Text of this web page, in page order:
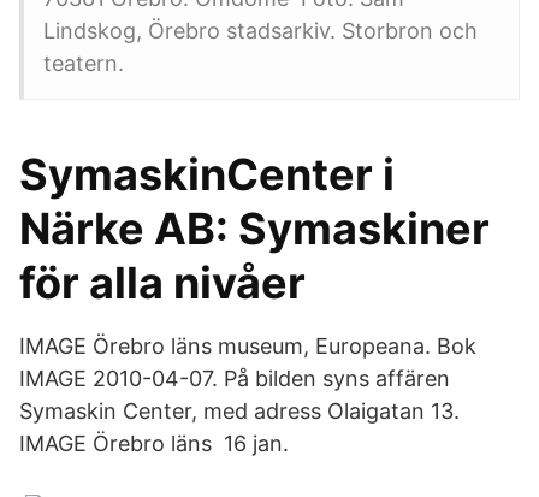
Lindskog, Örebro stadsarkiv. Storbron och
teatern.
SymaskinCenter i
Närke AB: Symaskiner
för alla nivåer
IMAGE Örebro läns museum, Europeana. Bok
IMAGE 2010-04-07. På bilden syns affären
Symaskin Center, med adress Olaigatan 13.
IMAGE Örebro läns 16 jan.